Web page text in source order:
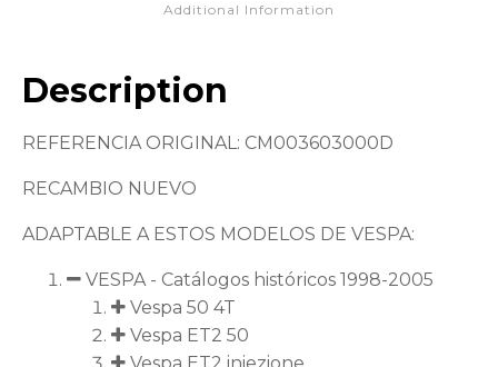
Additional Information
Description
REFERENCIA ORIGINAL: CM003603000D
RECAMBIO NUEVO
ADAPTABLE A ESTOS MODELOS DE VESPA:
VESPA - Catálogos históricos 1998-2005
Vespa 50 4T
Vespa ET2 50